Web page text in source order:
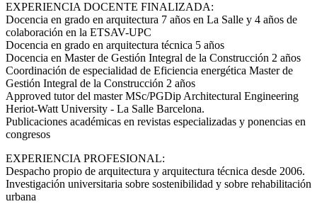
EXPERIENCIA DOCENTE FINALIZADA:
Docencia en grado en arquitectura 7 años en La Salle y 4 años de
colaboración en la ETSAV-UPC
Docencia en grado en arquitectura técnica 5 años
Docencia en Master de Gestión Integral de la Construcción 2 años
Coordinación de especialidad de Eficiencia energética Master de
Gestión Integral de la Construcción 2 años
Approved tutor del master MSc/PGDip Architectural Engineering
Heriot-Watt University - La Salle Barcelona.
Publicaciones académicas en revistas especializadas y ponencias en
congresos
EXPERIENCIA PROFESIONAL:
Despacho propio de arquitectura y arquitectura técnica desde 2006.
Investigación universitaria sobre sostenibilidad y sobre rehabilitación
urbana